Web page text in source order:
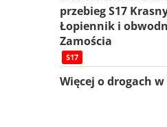
przebieg S17
Łopiennik i
Zamościa
S17
Więcej o drogach